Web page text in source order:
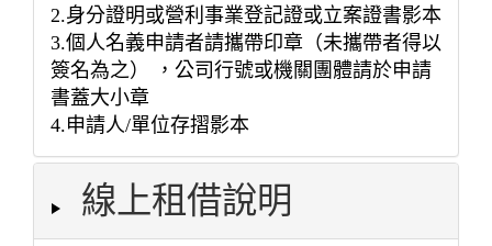
2.身分證明或營利事業登記證或立案證書影本
3.個人名義申請者請攜帶印章（未攜帶者得以
簽名為之） ，公司行號或機關團體請於申請
書蓋大小章
4.申請人/單位存摺影本
線上租借說明